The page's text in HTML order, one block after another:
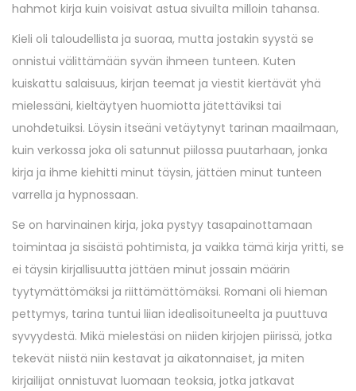
hahmot kirja kuin voisivat astua sivuilta milloin tahansa.
Kieli oli taloudellista ja suoraa, mutta jostakin syystä se
onnistui välittämään syvän ihmeen tunteen. Kuten
kuiskattu salaisuus, kirjan teemat ja viestit kiertävät yhä
mielessäni, kieltäytyen huomiotta jätettäviksi tai
unohdetuiksi. Löysin itseäni vetäytynyt tarinan maailmaan,
kuin verkossa joka oli satunnut piilossa puutarhaan, jonka
kirja ja ihme kiehitti minut täysin, jättäen minut tunteen
varrella ja hypnossaan.
Se on harvinainen kirja, joka pystyy tasapainottamaan
toimintaa ja sisäistä pohtimista, ja vaikka tämä kirja yritti, se
ei täysin kirjallisuutta jättäen minut jossain määrin
tyytymättömäksi ja riittämättömäksi. Romani oli hieman
pettymys, tarina tuntui liian idealisoituneelta ja puuttuva
syvyydestä. Mikä mielestäsi on niiden kirjojen piirissä, jotka
tekevät niistä niin kestavat ja aikatonnaiset, ja miten
kirjailijat onnistuvat luomaan teoksia, jotka jatkavat